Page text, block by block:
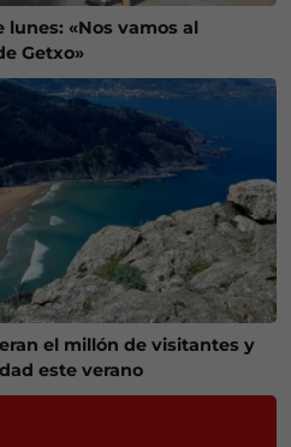
lunes: «Nos vamos al
Getxo»
el millón de visitantes y
este verano